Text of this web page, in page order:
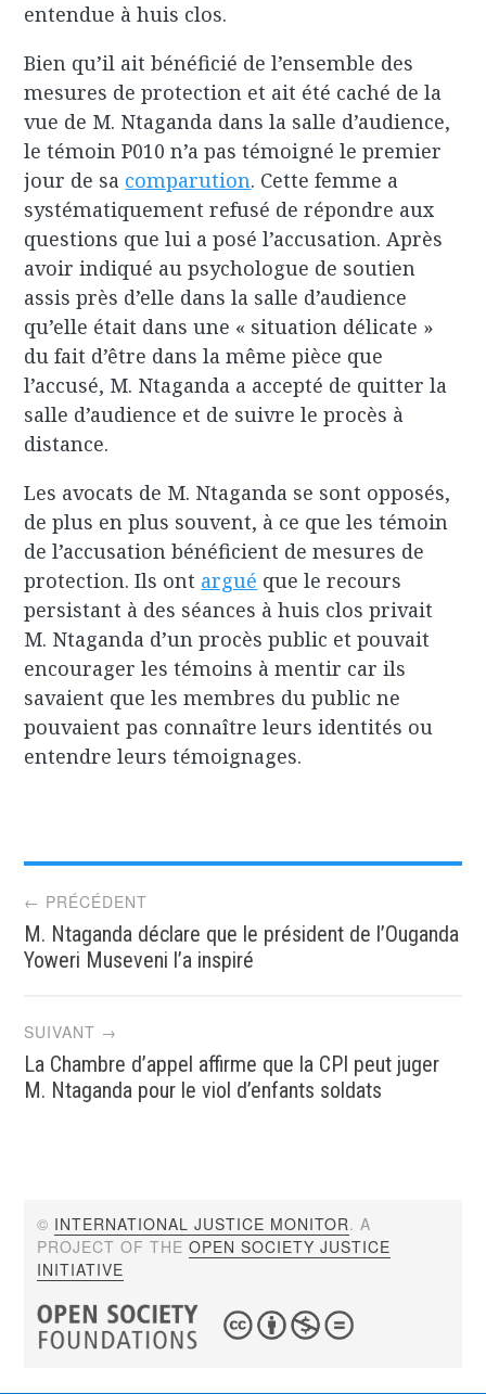
entendue à huis clos.
Bien qu’il ait bénéficié de l’ensemble des
mesures de protection et ait été caché de la
vue de M. Ntaganda dans la salle d’audience,
le témoin P010 n’a pas témoigné le premier
jour de sa comparution. Cette femme a
systématiquement refusé de répondre aux
questions que lui a posé l’accusation. Après
avoir indiqué au psychologue de soutien
assis près d’elle dans la salle d’audience
qu’elle était dans une « situation délicate »
du fait d’être dans la même pièce que
l’accusé, M. Ntaganda a accepté de quitter la
salle d’audience et de suivre le procès à
distance.
Les avocats de M. Ntaganda se sont opposés,
de plus en plus souvent, à ce que les témoin
de l’accusation bénéficient de mesures de
protection. Ils ont argué que le recours
persistant à des séances à huis clos privait
M. Ntaganda d’un procès public et pouvait
encourager les témoins à mentir car ils
savaient que les membres du public ne
pouvaient pas connaître leurs identités ou
entendre leurs témoignages.
Post
navigation
← PRÉCÉDENT
M. Ntaganda déclare que le président de l’Ouganda
Yoweri Museveni l’a inspiré
SUIVANT →
La Chambre d’appel affirme que la CPI peut juger
M. Ntaganda pour le viol d’enfants soldats
© INTERNATIONAL JUSTICE MONITOR. A
PROJECT OF THEOPEN SOCIETY JUSTICE
INITIATIVE